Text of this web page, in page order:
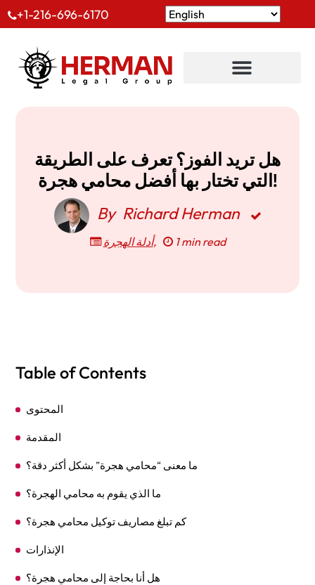
+1-216-696-6170
هل تريد الفوز؟ تعرف على الطريقة
التي تختار بها أفضل محامي هجرة!
By Richard Herman
أدلة الهجرة, 1 min read
Table of Contents
المحتوى
المقدمة
ما معنى “محامي هجرة” بشكل أكثر دقة؟
ما الذي يقوم به محامي الهجرة؟
كم تبلغ مصاريف توكيل محامي هجرة؟
الإنذارات
هل أنا بحاجة إلى محامي هجرة؟